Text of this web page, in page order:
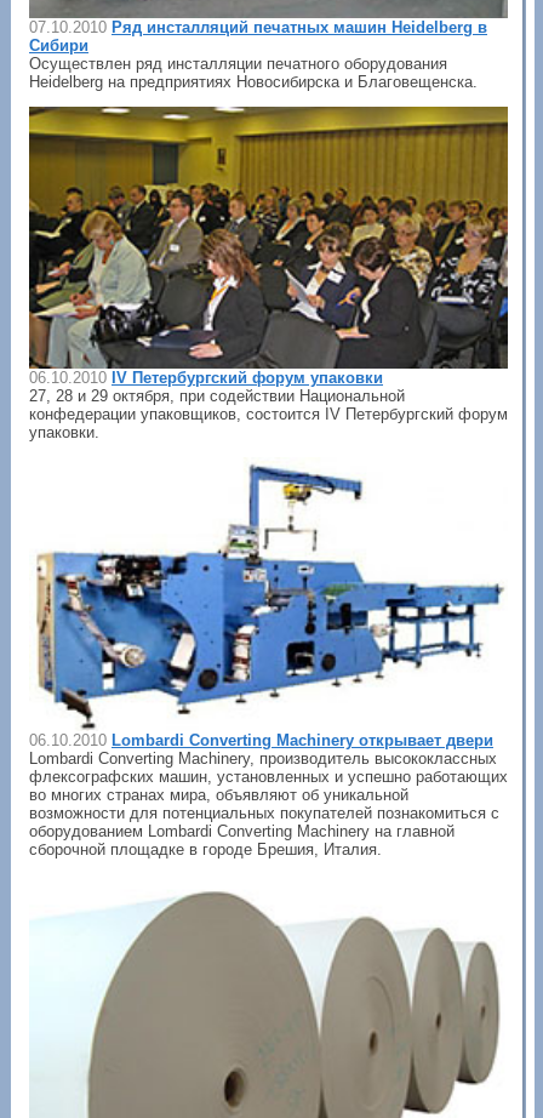
07.10.2010 Ряд инсталляций печатных машин Heidelberg в
Сибири
Осуществлен ряд инсталляции печатного оборудования
Heidelberg на предприятиях Новосибирска и Благовещенска.
06.10.2010 IV Петербургский форум упаковки
27, 28 и 29 октября, при содействии Национальной
конфедерации упаковщиков, состоится IV Петербургский форум
упаковки.
06.10.2010 Lombardi Converting Machinery открывает двери
Lombardi Converting Machinery, производитель высококлассных
флексографских машин, установленных и успешно работающих
во многих странах мира, объявляют об уникальной
возможности для потенциальных покупателей познакомиться с
оборудованием Lombardi Converting Machinery на главной
сборочной площадке в городе Брешия, Италия.